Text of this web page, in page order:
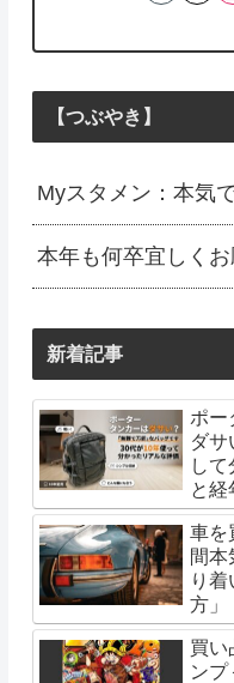
【つぶやき】
Myスタメン：本気
本年も何卒宜しくお
新着記事
ポー
ダサ
し
と経
車を
間本
り着
方」
買い
ンプ